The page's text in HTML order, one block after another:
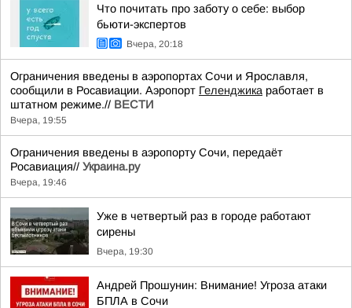
Что почитать про заботу о себе: выбор
бьюти-экспертов
Вчера, 20:18
Ограничения введены в аэропортах Сочи и Ярославля,
сообщили в Росавиации. Аэропорт Геленджика работает в
штатном режиме.// ВЕСТИ
Вчера, 19:55
Ограничения введены в аэропорту Сочи, передаёт
Росавиация// Украина.ру
Вчера, 19:46
Уже в четвертый раз в городе работают
сирены
Вчера, 19:30
Андрей Прошунин: Внимание! Угроза атаки
БПЛА в Сочи